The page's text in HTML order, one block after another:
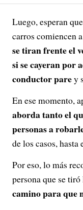
Luego, esperan
carros comiencen
se tiran frente el
si se cayeran por
conductor parey
En ese momento,
aborda tanto el
personas a
de los casos,
Por eso, lo más
persona que se
camino para que